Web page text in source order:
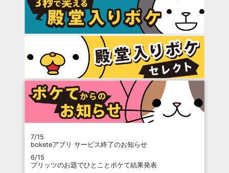
7/15
boketeアプリ サービス終了のお知らせ
6/15
プリッツのお題でひとことボケて結果発表